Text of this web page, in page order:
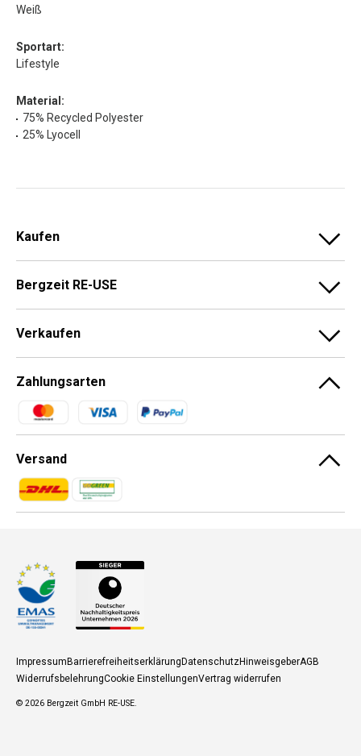
Weiß
Sportart:
Lifestyle
Material:
75% Recycled Polyester
25% Lyocell
Kaufen
Bergzeit RE-USE
Verkaufen
Zahlungsarten
Zahlungsmethoden
Versand
Zahlungsmethoden
Zahlungsmethoden
ImpressumBarrierefreiheitserklärungDatenschutzHinweisgeberAGB
WiderrufsbelehrungCookie EinstellungenVertrag widerrufen
© 2026 Bergzeit GmbH RE-USE.